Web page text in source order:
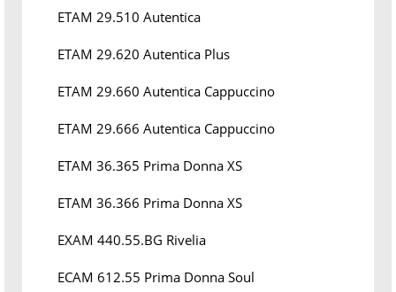
ETAM 29.510 Autentica
ETAM 29.620 Autentica Plus
ETAM 29.660 Autentica Cappuccino
ETAM 29.666 Autentica Cappuccino
ETAM 36.365 Prima Donna XS
ETAM 36.366 Prima Donna XS
EXAM 440.55.BG Rivelia
ECAM 612.55 Prima Donna Soul